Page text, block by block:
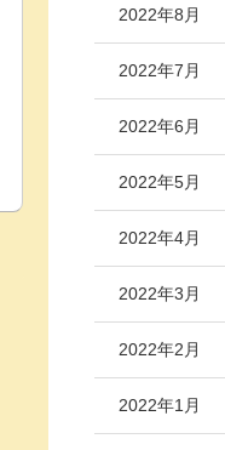
2022年8月
2022年7月
2022年6月
2022年5月
2022年4月
2022年3月
2022年2月
2022年1月